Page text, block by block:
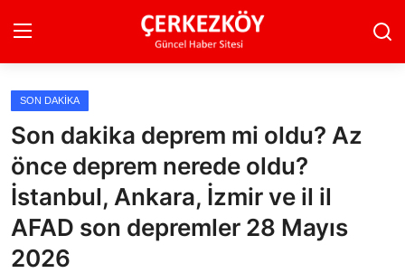
Ana Sayfa
Son Dakika
Ekonomi Haberleri
Magazin Haberleri
SON DAKIKA
Son dakika deprem mi oldu? Az
önce deprem nerede oldu?
İstanbul, Ankara, İzmir ve il il
AFAD son depremler 28 Mayıs
2026